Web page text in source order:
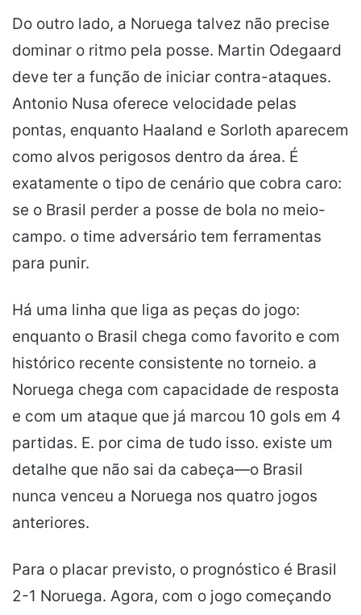
Do outro lado, a Noruega talvez não precise
dominar o ritmo pela posse. Martin Odegaard
deve ter a função de iniciar contra-ataques.
Antonio Nusa oferece velocidade pelas
pontas, enquanto Haaland e Sorloth aparecem
como alvos perigosos dentro da área. É
exatamente o tipo de cenário que cobra caro:
se o Brasil perder a posse de bola no meio-
campo. o time adversário tem ferramentas
para punir.
Há uma linha que liga as peças do jogo:
enquanto o Brasil chega como favorito e com
histórico recente consistente no torneio. a
Noruega chega com capacidade de resposta
e com um ataque que já marcou 10 gols em 4
partidas. E. por cima de tudo isso. existe um
detalhe que não sai da cabeça—o Brasil
nunca venceu a Noruega nos quatro jogos
anteriores.
Para o placar previsto, o prognóstico é Brasil
2-1 Noruega. Agora, com o jogo começando